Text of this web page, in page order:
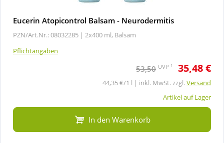
Eucerin Atopicontrol Balsam - Neurodermitis
PZN/Art.Nr.: 08032285 | 2x400 ml, Balsam
Pflichtangaben
53,50 UVP 1 35,48 €
44,35 €/1 l | inkl. MwSt. zzgl.Versand
Artikel auf Lager
In den Warenkorb